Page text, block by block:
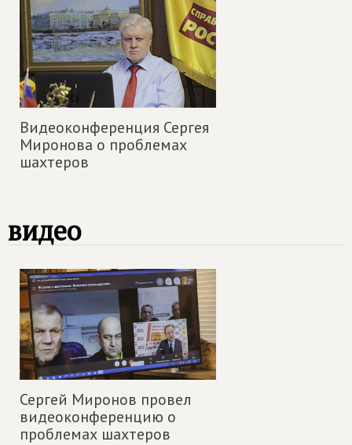
Видеоконференция Сергея
Миронова о проблемах
шахтеров
видео
Сергей Миронов провел
видеоконференцию о
проблемах шахтеров